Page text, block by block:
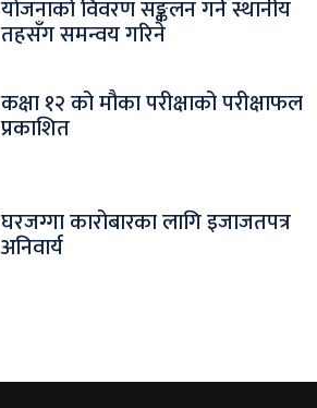
योजनाको विवरण सङ्कलन गर्न स्थानीय
तहसँग समन्वय गरिने
कक्षा १२ को मौका परीक्षाको परीक्षाफल
प्रकाशित
घरजग्गा कारोबारका लागि इजाजतपत्र
अनिवार्य